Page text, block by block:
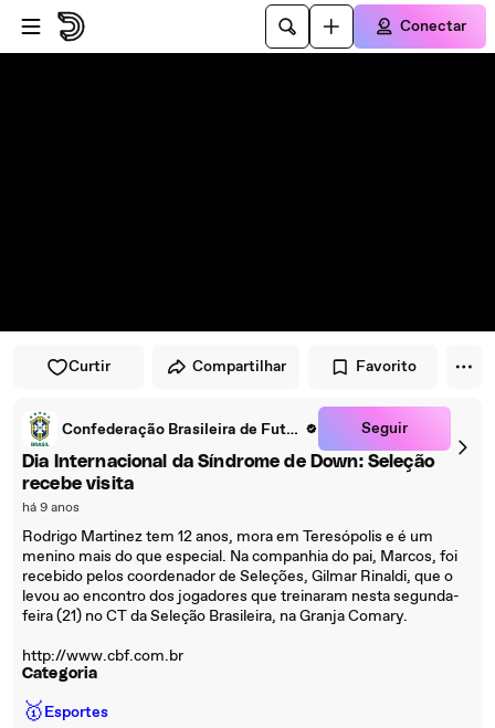
Pular para o player
Ir para o conteúdo principal
Conectar
Curtir Compartilhar Favorito
Confederação Brasileira de Futebol Seguir
Dia Internacional da Síndrome de Down: Seleção
recebe visita
há 9 anos
Rodrigo Martinez tem 12 anos, mora em Teresópolis e é um
menino mais do que especial. Na companhia do pai, Marcos, foi
recebido pelos coordenador de Seleções, Gilmar Rinaldi, que o
levou ao encontro dos jogadores que treinaram nesta segunda-
feira (21) no CT da Seleção Brasileira, na Granja Comary.
http://www.cbf.com.br
Categoria
🥇Esportes